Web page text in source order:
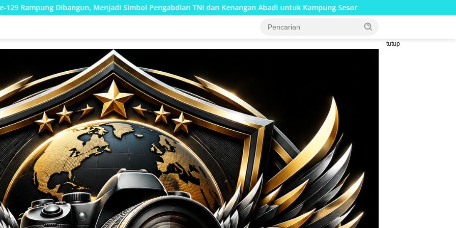
Simbol Pengabdian TNI dan Kenangan Abadi untuk Kampung Sesor Kolaborasi Lanud Sjamsudin Noor dan BRI
tutup